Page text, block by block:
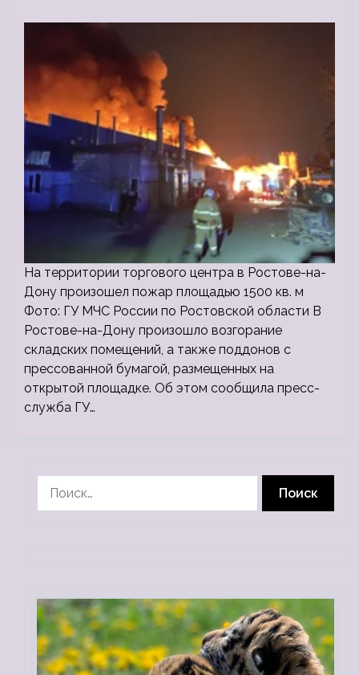
На территории торгового центра в Ростове-на-
Дону произошел пожар площадью 1500 кв. м
Фото: ГУ МЧС России по Ростовской области В
Ростове-на-Дону произошло возгорание
складских помещений, а также поддонов с
прессованной бумагой, размещенных на
открытой площадке. Об этом сообщила пресс-
служба ГУ…